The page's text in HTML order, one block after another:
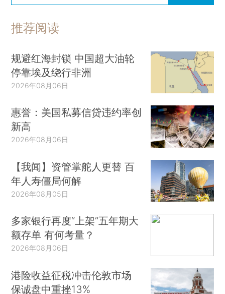
推荐阅读
规避红海封锁 中国超大油轮
停靠埃及绕行非洲
2026年08月06日
惠誉：美国私募信贷违约率创
新高
2026年08月06日
【我闻】资管掌舵人更替 百
年人寿僵局何解
2026年08月05日
多家银行再度“上架”五年期大
额存单 有何考量？
2026年08月06日
港险收益征税冲击伦敦市场
保诚盘中重挫13%